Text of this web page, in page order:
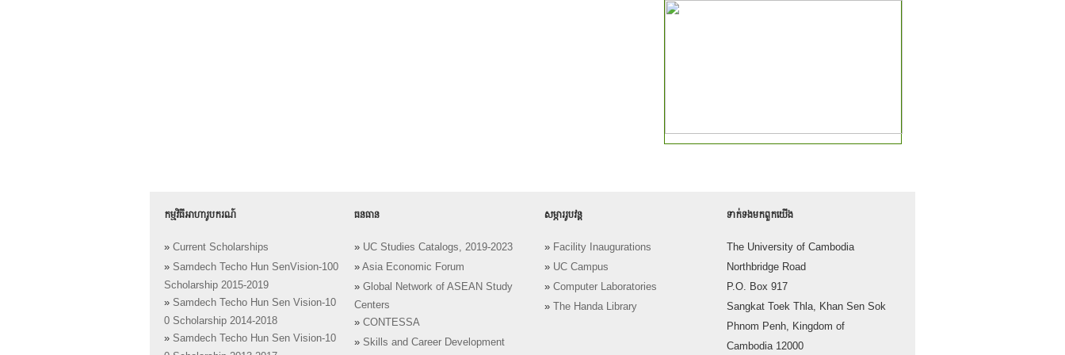
កម្មវិធីអាហារូបករណ៍
» Current Scholarships
» Samdech Techo Hun SenVision-100
Scholarship 2015-2019
» Samdech Techo Hun Sen Vision-10
0 Scholarship 2014-2018
» Samdech Techo Hun Sen Vision-10
ធនធាន
» UC Studies Catalogs, 2019-2023
» Asia Economic Forum
» Global Network of ASEAN Study
Centers
» CONTESSA
» Skills and Career Development
សម្ភាររូបវន្ត
» Facility Inaugurations
» UC Campus
» Computer Laboratories
»
The Handa Library
ទាក់ទង​មក​ពួក​យើង
The University of Cambodia
Northbridge Road
P.O. Box 917
Sangkat Toek Thla, Khan Sen Sok
Phnom Penh, Kingdom of
Cambodia 12000